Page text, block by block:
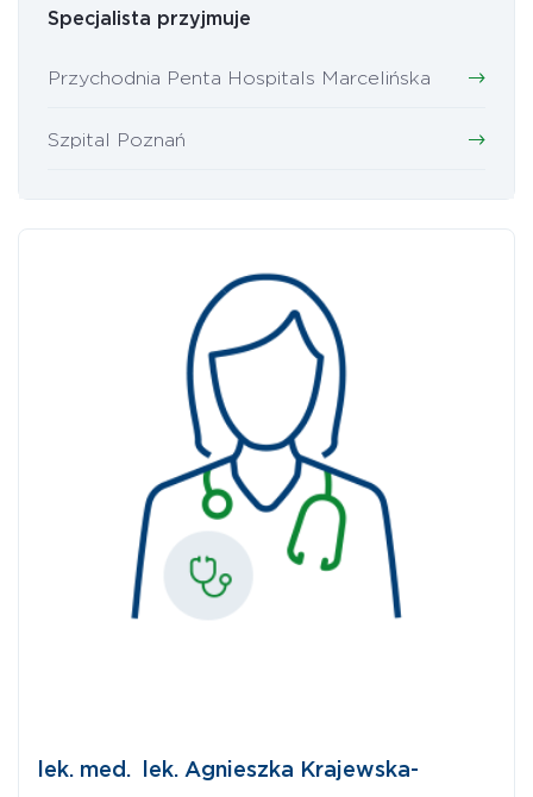
Specjalista przyjmuje
Przychodnia Penta Hospitals Marcelińska
Szpital Poznań
lek. med. lek. Agnieszka Krajewska-